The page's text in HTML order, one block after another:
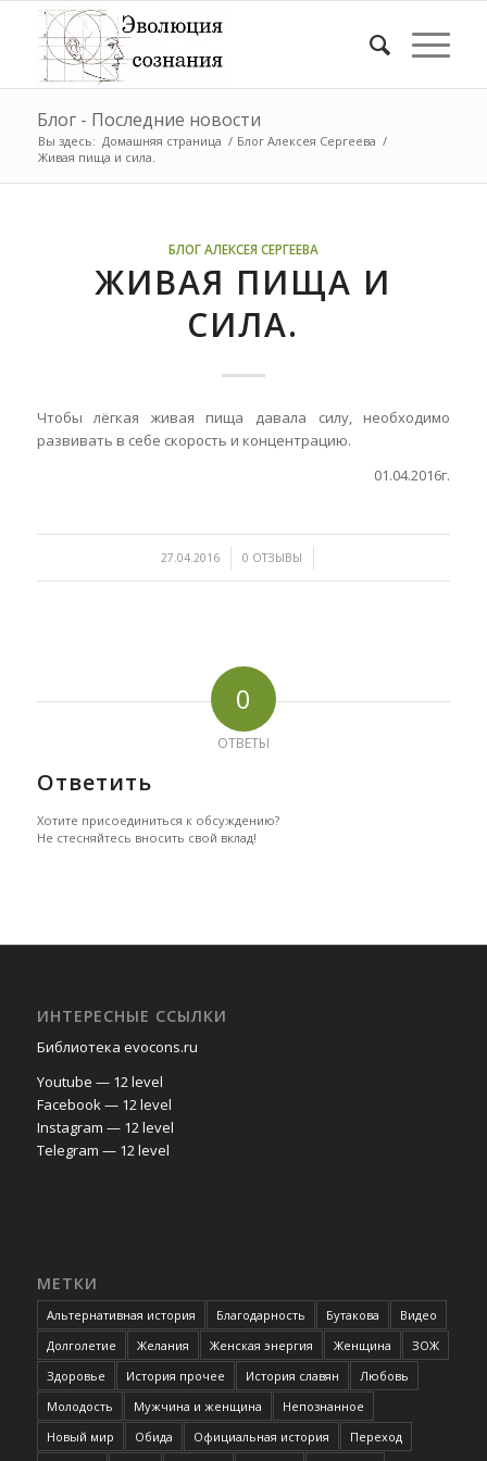
Блог - Последние новости
Вы здесь: Домашняя страница / Блог Алексея Сергеева /
Живая пища и сила.
БЛОГ АЛЕКСЕЯ СЕРГЕЕВА
ЖИВАЯ ПИЩА И
СИЛА.
Чтобы лёгкая живая пища давала силу, необходимо
развивать в себе скорость и концентрацию.
01.04.2016г.
27.04.2016
/ 0 ОТЗЫВЫ
/
0
ОТВЕТЫ
Ответить
Хотите присоединиться к обсуждению?
Не стесняйтесь вносить свой вклад!
ИНТЕРЕСНЫЕ ССЫЛКИ
Библиотека evocons.ru
Youtube — 12 level
Facebook — 12 level
Instagram — 12 level
Telegram — 12 level
МЕТКИ
Альтернативная история Благодарность Бутакова
Видео
Долголетие
Желания Женская энергия Женщина
ЗОЖ
Здоровье
История прочее История славян
Любовь
Молодость
Мужчина и женщина
Непознанное
Новый мир
Обида Официальная история
Переход